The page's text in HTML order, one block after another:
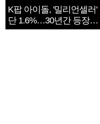
K팝 아이돌, '밀리언셀러'
단 1.6%…30년간 등장
1182개팀 전수조사